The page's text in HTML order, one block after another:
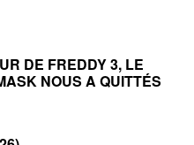
DE FREDDY 3, LE
NOUS A QUITTÉS